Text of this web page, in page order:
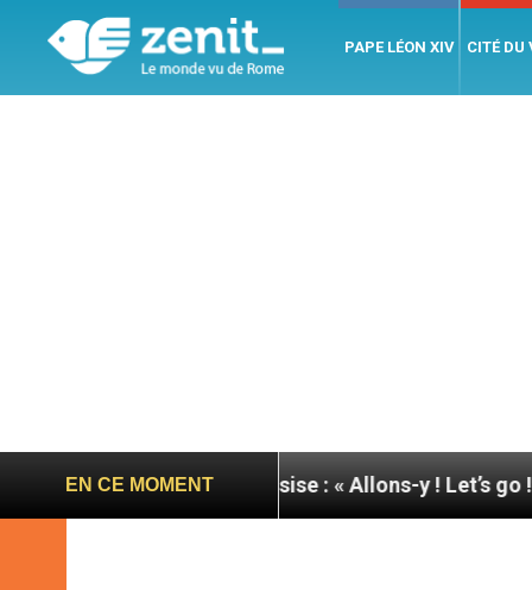
PAPE LÉON XIV CITÉ DU
EN CE MOMENT
du pape à Assise : « Allons-y ! Let’s go ! »